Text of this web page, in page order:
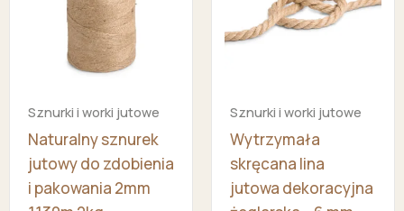
Sznurki i worki jutowe
Naturalny sznurek
jutowy do zdobienia
i pakowania 2mm
Sznurki i worki jutowe
Wytrzymała
skręcana lina
jutowa dekoracyjna